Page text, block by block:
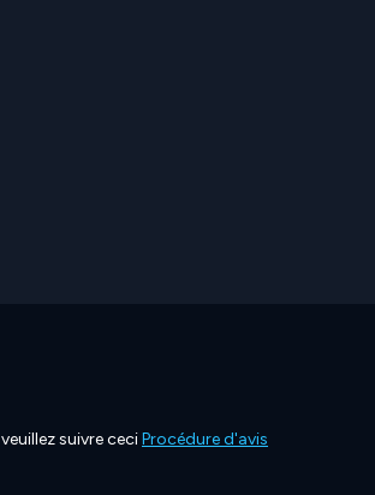
suivre ceciProcédure d'avis